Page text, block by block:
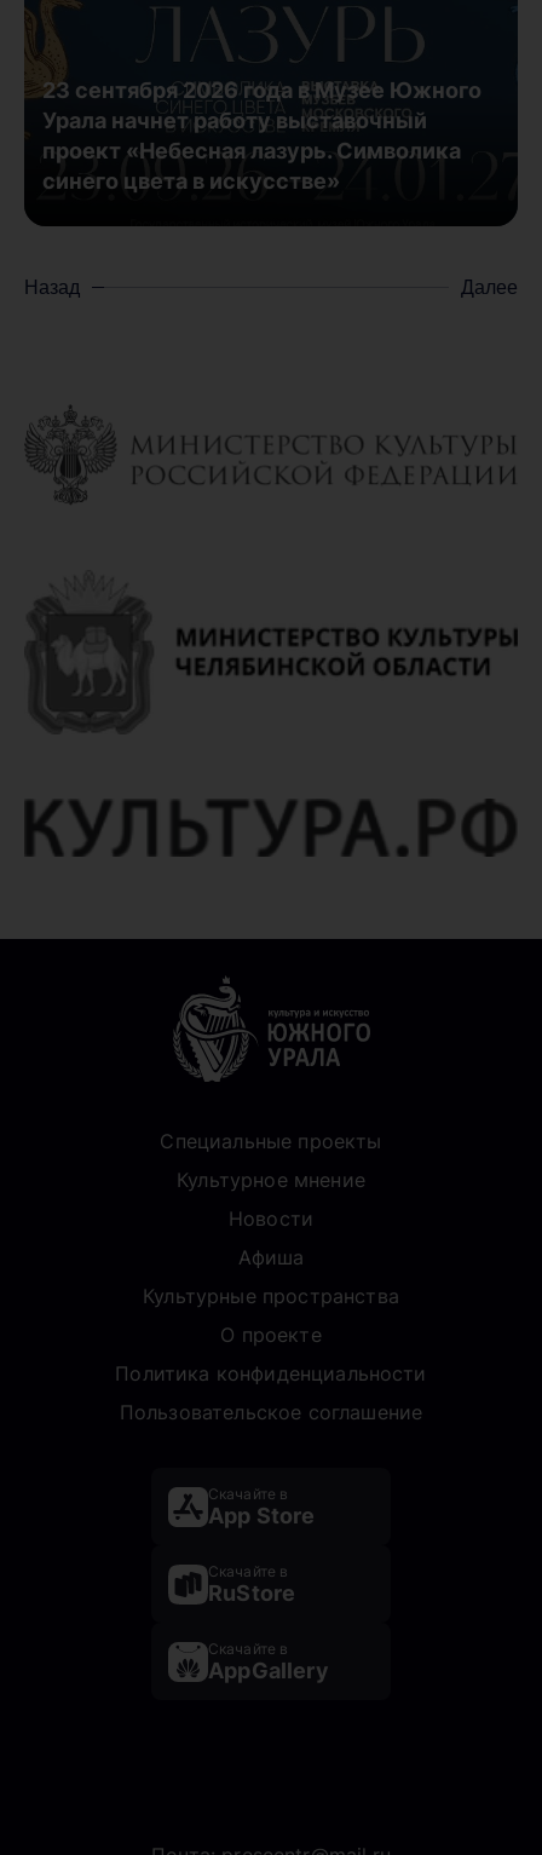
23 сентября 2026 года в Музее Южного
Урала начнет работу выставочный
проект «Небесная лазурь. Символика
синего цвета в искусстве»
Назад Далее
Специальные проекты
Культурное мнение
Новости
Афиша
Культурные пространства
О проекте
Политика конфиденциальности
Пользовательское соглашение
Скачайте в
App Store
Скачайте в
RuStore
Скачайте в
AppGallery